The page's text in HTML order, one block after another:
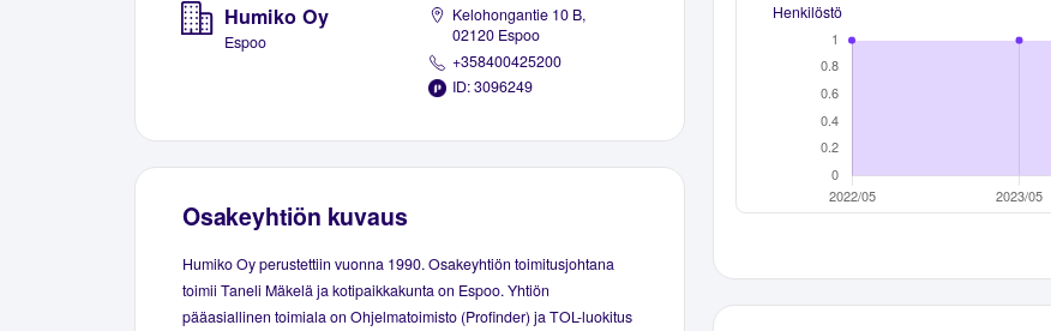
Humiko Oy
Espoo
Kelohongantie 10 B,
02120 Espoo
+358400425200
ID: 3096249
Osakeyhtiön kuvaus
Humiko Oy perustettiin vuonna 1990. Osakeyhtiön toimitusjohtana
toimii Taneli Mäkelä ja kotipaikkakunta on Espoo. Yhtiön
pääasiallinen toimiala on Ohjelmatoimisto (Profinder) ja TOL-luokitus
Henkilöstö